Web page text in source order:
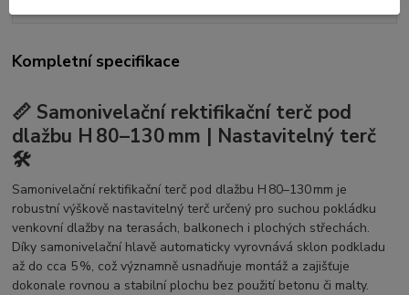
Kompletní specifikace
📏 Samonivelační rektifikační terč pod
dlažbu H 80–130 mm | Nastavitelný terč
🛠️
Samonivelační rektifikační terč pod dlažbu H 80–130 mm je
robustní výškově nastavitelný terč určený pro suchou pokládku
venkovní dlažby na terasách, balkonech i plochých střechách.
Díky samonivelační hlavě automaticky vyrovnává sklon podkladu
až do cca 5 %, což významně usnadňuje montáž a zajišťuje
dokonale rovnou a stabilní plochu bez použití betonu či malty.